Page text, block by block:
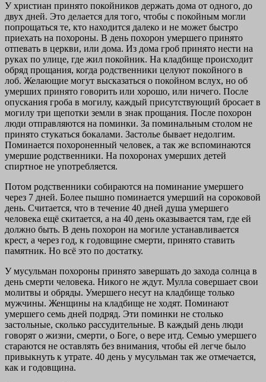
У христиан принято покойников держать дома от одного, до
двух дней. Это делается для того, чтобы с покойным могли
попрощаться те, кто находится далеко и не может быстро
приехать на похороны. В день похорон умершего принято
отпевать в церкви, или дома. Из дома гроб принято нести на
руках по улице, где жил покойник. На кладбище происходит
обряд прощания, когда родственники целуют покойного в
лоб. Желающие могут высказаться о покойном вслух, но об
умерших принято говорить или хорошо, или ничего. После
опускания гроба в могилу, каждый присутствующий бросает в
могилу три щепотки земли в знак прощания. После похорон
люди отправляются на поминки. За поминальным столом не
принято стукаться бокалами. Застолье бывает недолгим.
Поминается похороненный человек, а так же вспоминаются
умершие родственники. На похоронах умерших детей
спиртное не употребляется.
Потом родственники собираются на поминание умершего
через 7 дней. Более пышно поминается умерший на сороковой
день. Считается, что в течение 40 дней душа умершего
человека ещё скитается, а на 40 день оказывается там, где ей
должно быть. В день похорон на могиле устанавливается
крест, а через год, к годовщине смерти, принято ставить
памятник. Но всё это по достатку.
У мусульман похороны принято завершать до захода солнца в
день смерти человека. Никого не ждут. Мулла совершает свои
молитвы и обряды. Умершего несут на кладбище только
мужчины. Женщины на кладбище не ходят. Поминают
умершего семь дней подряд. Эти поминки не столько
застольные, сколько рассудительные. В каждый день люди
говорят о жизни, смерти, о Боге, о вере итд. Семью умершего
стараются не оставлять без внимания, чтобы ей легче было
привыкнуть к утрате. 40 день у мусульман так же отмечается,
как и годовщина.